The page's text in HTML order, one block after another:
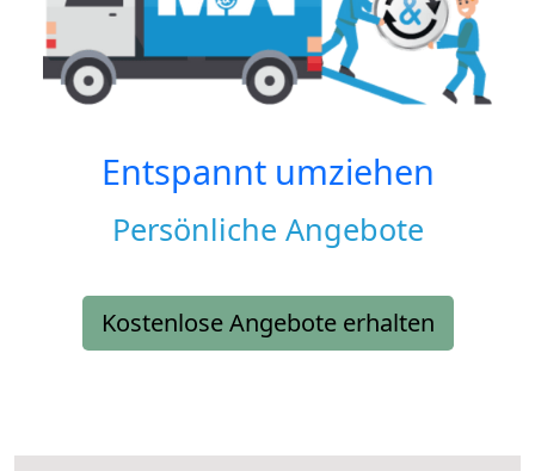
Entspannt umziehen
Persönliche Angebote
Kostenlose Angebote erhalten